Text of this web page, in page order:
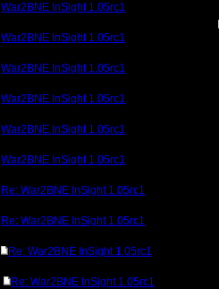
War2BNE InSight 1.05rc1
War2BNE InSight 1.05rc1
War2BNE InSight 1.05rc1
War2BNE InSight 1.05rc1
War2BNE InSight 1.05rc1
War2BNE InSight 1.05rc1
Re: War2BNE InSight 1.05rc1
Re: War2BNE InSight 1.05rc1
Re: War2BNE InSight 1.05rc1
Re: War2BNE InSight 1.05rc1